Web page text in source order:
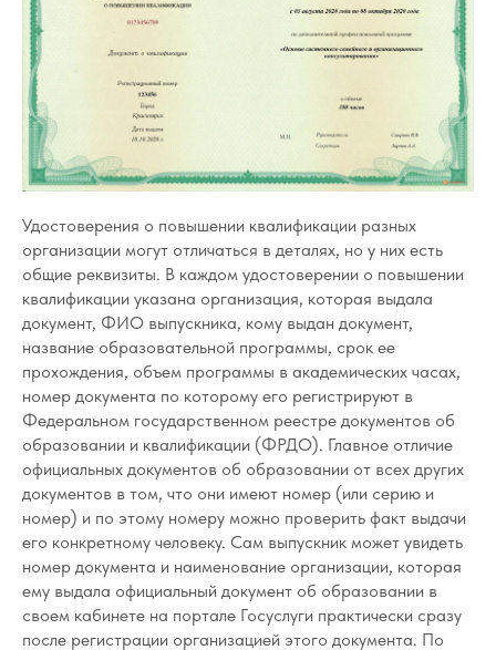
Удостоверения о повышении квалификации разных
организации могут отличаться в деталях, но у них есть
общие реквизиты. В каждом удостоверении о повышении
квалификации указана организация, которая выдала
документ, ФИО выпускника, кому выдан документ,
название образовательной программы, срок ее
прохождения, объем программы в академических часах,
номер документа по которому его регистрируют в
Федеральном государственном реестре документов об
образовании и квалификации (ФРДО). Главное отличие
официальных документов об образовании от всех других
документов в том, что они имеют номер (или серию и
номер) и по этому номеру можно проверить факт выдачи
его конкретному человеку. Сам выпускник может увидеть
номер документа и наименование организации, которая
ему выдала официальный документ об образовании в
своем кабинете на портале Госуслуги практически сразу
после регистрации организацией этого документа. По